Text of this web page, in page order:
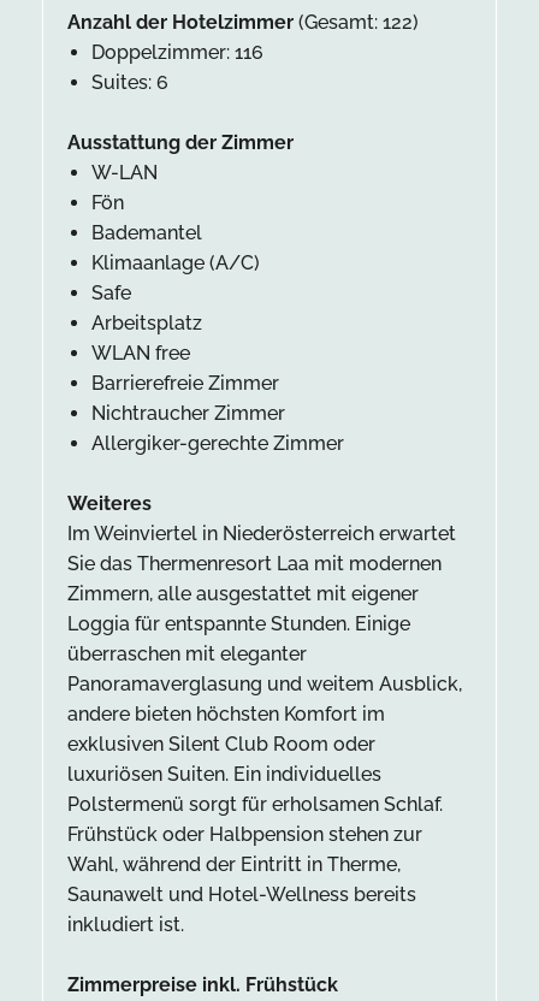
Anzahl der Hotelzimmer (Gesamt: 122)
Doppelzimmer: 116
Suites: 6
Ausstattung der Zimmer
W-LAN
Fön
Bademantel
Klimaanlage (A/C)
Safe
Arbeitsplatz
WLAN free
Barrierefreie Zimmer
Nichtraucher Zimmer
Allergiker-gerechte Zimmer
Weiteres
Im Weinviertel in Niederösterreich erwartet
Sie das Thermenresort Laa mit modernen
Zimmern, alle ausgestattet mit eigener
Loggia für entspannte Stunden. Einige
überraschen mit eleganter
Panoramaverglasung und weitem Ausblick,
andere bieten höchsten Komfort im
exklusiven Silent Club Room oder
luxuriösen Suiten. Ein individuelles
Polstermenü sorgt für erholsamen Schlaf.
Frühstück oder Halbpension stehen zur
Wahl, während der Eintritt in Therme,
Saunawelt und Hotel-Wellness bereits
inkludiert ist.
Zimmerpreise inkl. Frühstück